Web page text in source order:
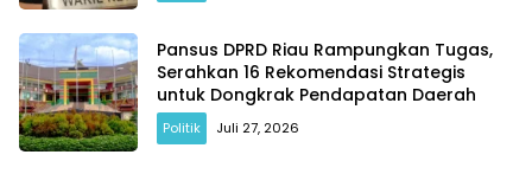
Pansus DPRD Riau Rampungkan Tugas,
Serahkan 16 Rekomendasi Strategis
untuk Dongkrak Pendapatan Daerah
Politik Juli 27, 2026